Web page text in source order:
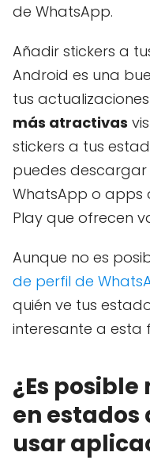
de WhatsApp.
Añadir stickers a
Android es una
tus
más atractivas
stickers a tus
puedes
WhatsApp o apps
Play que ofrecen
Aunque no es
de perfil de
quién ve tus
interesante a esta
¿Es
en estados
usar